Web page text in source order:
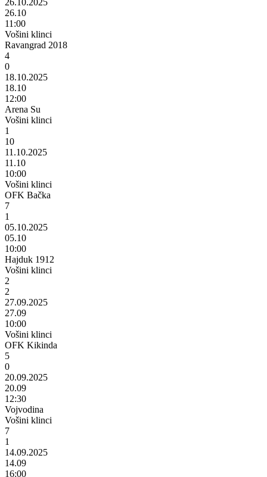
26.10
11:00
Vošini klinci
Ravangrad 2018
4
0
18.10.2025
18.10
12:00
Arena Su
Vošini klinci
1
10
11.10.2025
11.10
10:00
Vošini klinci
OFK Bačka
7
1
05.10.2025
05.10
10:00
Hajduk 1912
Vošini klinci
2
2
27.09.2025
27.09
10:00
Vošini klinci
OFK Kikinda
5
0
20.09.2025
20.09
12:30
Vojvodina
Vošini klinci
7
1
14.09.2025
14.09
16:00